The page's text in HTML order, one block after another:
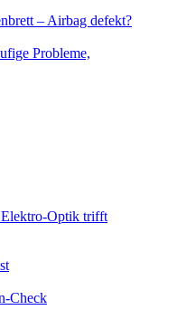
– Airbag defekt?
Probleme,
Optik trifft
Check